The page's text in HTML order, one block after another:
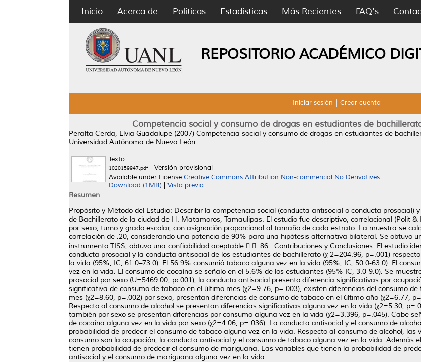
Inicio Acerca de Políticas Estadísticas Más Recientes FAQ's
REPOSITORIO ACADÉMICO
Iniciar sesión Crear cuenta
Competencia social y consumo de drogas en estudiantes de
Peralta Cerda, Elvia Guadalupe (2007) Competencia social y consumo de drogas en estudiantes de
Universidad Autónoma de Nuevo León.
Texto
1020159947.pdf- Versión provisional
Available under License Creative Commons Attribution Non-commercial No Derivatives.
Download (1MB)
Vista previa
Resumen
Propósito y Método del Estudio: Describir la competencia social (conducta antisocial o conducta prosocial)
de Bachillerato de la ciudad de H. Matamoros, Tamaulipas. El estudio fue descriptivo, correlacional (Polit
por sexo, turno y grado escolar, con asignación proporcional al tamaño de cada estrato. La muestra se
correlación de .20, considerando una potencia de 90% para una hipótesis alternativa bilateral. Se obtuvo
instrumento TISS, obtuvo una confiabilidad aceptable   .86 . Contribuciones y Conclusiones: El estudio
conducta prosocial y la conducta antisocial de los estudiantes de bachillerato (χ 2=204.96, p=.001)
la vida (95%, IC, 61.0–73.0). El 56.9% consumió tabaco alguna vez en la vida (95%, IC, 50.0-63.0). El
vez en la vida. El consumo de cocaína se señalo en el 5.6% de los estudiantes (95% IC, 3.0-9.0). Se
prosocial por sexo (U=5469.00, p‹.001), la conducta antisocial presento diferencia significativas por
significativa de consumo de tabaco en el último mes (χ2=9.76, p=.003), existen diferencias del consumo
mes (χ2=8.60, p=.002) por sexo, presentan diferencias de consumo de tabaco en el último año (χ2=6.77,
Respecto al consumo de alcohol se presentan diferencias significativas alguna vez en la vida (χ2=5.30,
también por sexo se presentan diferencias por consumo alguna vez en la vida (χ2=3.396, p=.045). Cabe
de cocaína alguna vez en la vida por sexo (χ2=4.06, p=.036). La conducta antisocial y el consumo de
probabilidad de predecir el consumo de tabaco alguna vez en la vida. Respecto al consumo de alcohol,
consumo son la ocupación, la conducta antisocial y el consumo de tabaco alguna vez en la vida. Además
tienen probabilidad de predecir el consumo de mariguana. Las variables que tienen la probabilidad de
antisocial y el consumo de mariguana alguna vez en la vida.